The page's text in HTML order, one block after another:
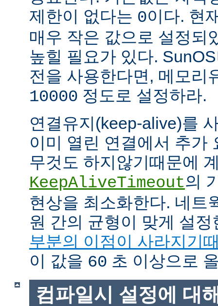
제한이 없다는 0이다. 현
매우 작은 값으로 설정되
높힐 필요가 있다.
전을 사용한다면, 메모리
10000 정도로 설정하라.
연결유지(keep-alive)를
이미 열린 연결에서 추가
무것도 하지않기때문에
KeepAliveTimeout의
현상을 최소화한다. 네트
원 간의 균형이 맞게 설
부분의 이점이 사라지기
이 값을 60 초 이상으로
컴파일시 설정에 대